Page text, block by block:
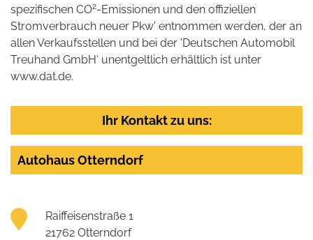
spezifischen CO2-Emissionen und den offiziellen
Stromverbrauch neuer Pkw' entnommen werden, der an
allen Verkaufsstellen und bei der 'Deutschen Automobil
Treuhand GmbH' unentgeltlich erhältlich ist unter
www.dat.de.
Ihr Kontakt zu uns:
Autohaus Otterndorf
Raiffeisenstraße 1
21762 Otterndorf